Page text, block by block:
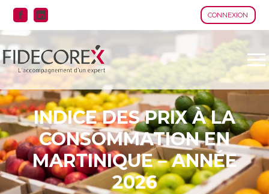
CONNEXION
Aller
au
contenu
INDICE DES PRIX À LA
CONSOMMATION EN
MARTINIQUE – ANNÉE
2026